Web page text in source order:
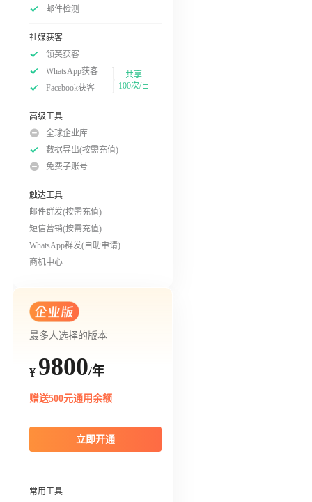
邮件检测
社媒获客
领英获客
WhatsApp获客
Facebook获客
共享
100次/日
高级工具
全球企业库
数据导出(按需充值)
免费子账号
触达工具
邮件群发(按需充值)
短信营销(按需充值)
WhatsApp群发(自助申请)
商机中心
最多人选择的版本
¥ 9800/年
赠送500元通用余额
立即开通
常用工具